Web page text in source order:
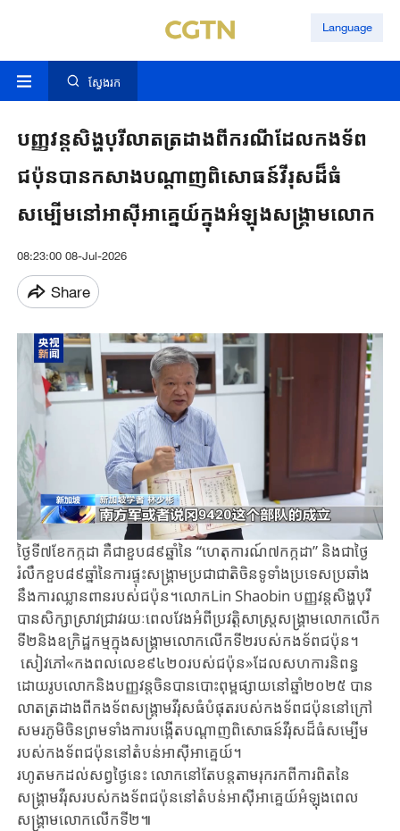
Language
ស្វែងរក
បញ្ញវន្ត​សិង្ហបុរី​លាត​ត្រដាងពី​ករណីដែល​កងទ័ព​
ជប៉ុនបាន​កសាង​បណ្តាញ​ពិសោធន៍វីរុសដ៏​ធំ
សម្បើម​នៅ​អាស៊ី​អាគ្នេយ៍​ក្នុង​អំឡុង​សង្គ្រាម​លោក
08:23:00 08-Jul-2026
Share
ថ្ងៃ​ទី​៧​ខែ​កក្កដា​ គឺ​ជា​ខួប​៨៩​ឆ្នាំ​នៃ​ “ហេតុការណ៍​៧កក្កដា​” និងជា​ថ្ងៃ​
រំលឹក​ខួប​៨៩​ឆ្នាំ​នៃ​ការ​ផ្ទុះ​សង្គ្រាមប្រជាជាតិ​ចិន​ទូទាំង​ប្រទេសប្រឆាំង​
នឹង​ការឈ្លានពាន​របស់​ជប៉ុន​។លោក​Lin Shaobin បញ្ញវន្តសិង្ហបុរី​
បាន​សិក្សាស្រាវជ្រាវ​​រយៈពេលវែងអំពី​ប្រវត្តិសាស្រ្ត​សង្គ្រាម​លោក​លើក​
ទី​២​និង​ឧក្រិដ្ឋកម្ម​ក្នុងសង្គ្រាម​លោក​លើក​ទី​២របស់​​កងទ័ព​ជប៉ុន។
សៀវភៅ​«កងពលលេខ៩៤២០របស់ជប៉ុន​»ដែល​សហការនិពន្ធ​
ដោយ​រូបលោក​និង​បញ្ញវន្ត​​ចិន​បាន​បោះ​ពុម្ព​ផ្សាយ​នៅ​ឆ្នាំ​២០២៥​ បាន​
លាត​ត្រដាងពីកងទ័ព​សង្គ្រាមវីរុស​ធំ​បំផុតរបស់​កងទ័ពជប៉ុននៅ​​ក្រៅ​
សមរភូមិចិន​ព្រម​ទាំងការ​បង្កើត​បណ្តាញ​ពិសោធន៍​វីរុសដ៏​ធំ​សម្បើម​
របស់​កងទ័ព​ជប៉ុន​នៅ​តំបន់​អាស៊ី​អាគ្នេយ៍​។
រហូត​មកដល់​សព្វថ្ងៃ​នេះ​ លោក​នៅ​តែ​បន្ត​តាម​រុករក​ពី​ការ​ពិត​នៃ​
សង្គ្រាម​វីរុសរបស់​កងទ័ព​ជប៉ុន​នៅ​តំបន់​អាស៊ី​អាគ្នេយ៍​អំឡុង​ពេល​
សង្គ្រាម​លោក​លើក​ទី២​៕